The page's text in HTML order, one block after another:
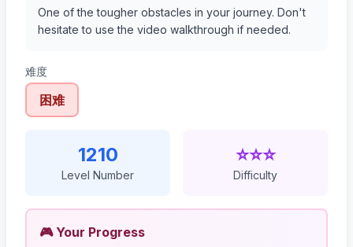
One of the tougher obstacles in your journey. Don't
hesitate to use the video walkthrough if needed.
难度
困难
1210
Level Number
⭐⭐⭐
Difficulty
🎮 Your Progress